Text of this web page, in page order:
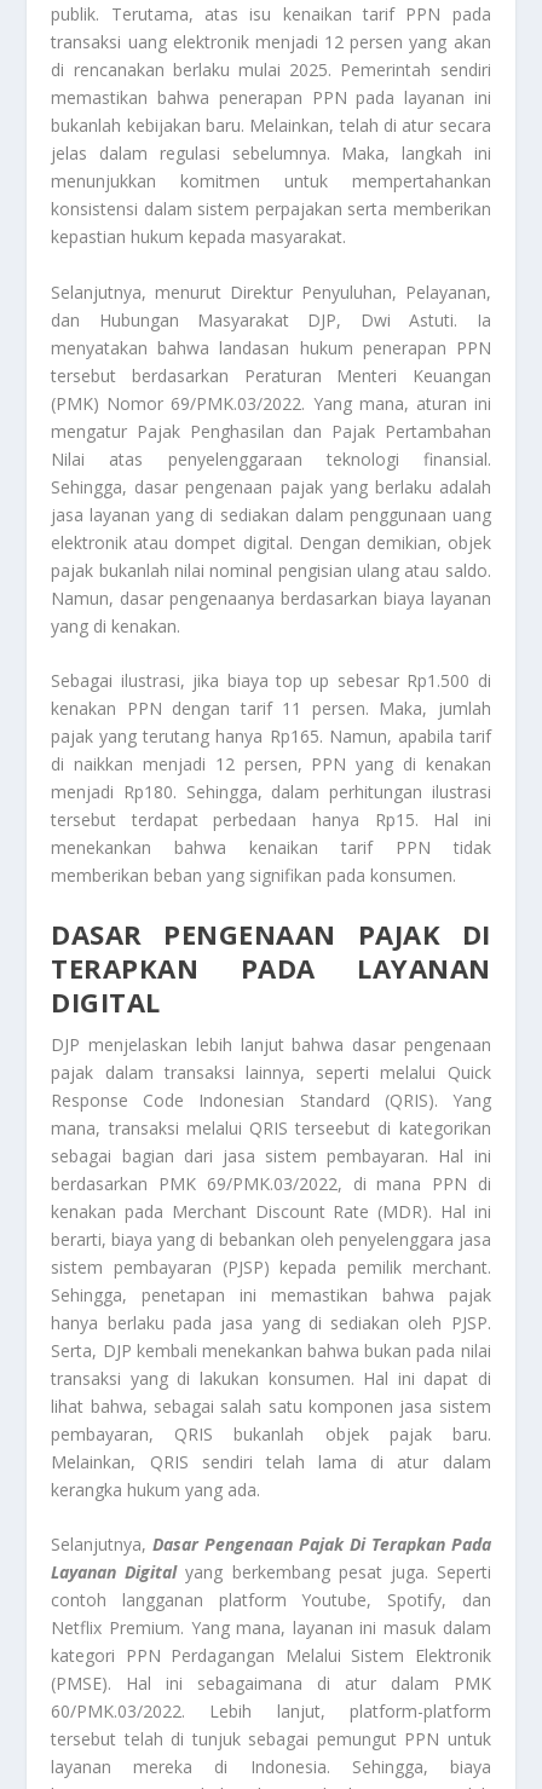
publik. Terutama, atas isu kenaikan tarif PPN pada
transaksi uang elektronik menjadi 12 persen yang akan
di rencanakan berlaku mulai 2025. Pemerintah sendiri
memastikan bahwa penerapan PPN pada layanan ini
bukanlah kebijakan baru. Melainkan, telah di atur secara
jelas dalam regulasi sebelumnya. Maka, langkah ini
menunjukkan komitmen untuk mempertahankan
konsistensi dalam sistem perpajakan serta memberikan
kepastian hukum kepada masyarakat.
Selanjutnya, menurut Direktur Penyuluhan, Pelayanan,
dan Hubungan Masyarakat DJP, Dwi Astuti. Ia
menyatakan bahwa landasan hukum penerapan PPN
tersebut berdasarkan Peraturan Menteri Keuangan
(PMK) Nomor 69/PMK.03/2022. Yang mana, aturan ini
mengatur Pajak Penghasilan dan Pajak Pertambahan
Nilai atas penyelenggaraan teknologi finansial.
Sehingga, dasar pengenaan pajak yang berlaku adalah
jasa layanan yang di sediakan dalam penggunaan uang
elektronik atau dompet digital. Dengan demikian, objek
pajak bukanlah nilai nominal pengisian ulang atau saldo.
Namun, dasar pengenaanya berdasarkan biaya layanan
yang di kenakan.
Sebagai ilustrasi, jika biaya top up sebesar Rp1.500 di
kenakan PPN dengan tarif 11 persen. Maka, jumlah
pajak yang terutang hanya Rp165. Namun, apabila tarif
di naikkan menjadi 12 persen, PPN yang di kenakan
menjadi Rp180. Sehingga, dalam perhitungan ilustrasi
tersebut terdapat perbedaan hanya Rp15. Hal ini
menekankan bahwa kenaikan tarif PPN tidak
memberikan beban yang signifikan pada konsumen.
DASAR PENGENAAN PAJAK DI
TERAPKAN PADA LAYANAN
DIGITAL
DJP menjelaskan lebih lanjut bahwa dasar pengenaan
pajak dalam transaksi lainnya, seperti melalui Quick
Response Code Indonesian Standard (QRIS). Yang
mana, transaksi melalui QRIS terseebut di kategorikan
sebagai bagian dari jasa sistem pembayaran. Hal ini
berdasarkan PMK 69/PMK.03/2022, di mana PPN di
kenakan pada Merchant Discount Rate (MDR). Hal ini
berarti, biaya yang di bebankan oleh penyelenggara jasa
sistem pembayaran (PJSP) kepada pemilik merchant.
Sehingga, penetapan ini memastikan bahwa pajak
hanya berlaku pada jasa yang di sediakan oleh PJSP.
Serta, DJP kembali menekankan bahwa bukan pada nilai
transaksi yang di lakukan konsumen. Hal ini dapat di
lihat bahwa, sebagai salah satu komponen jasa sistem
pembayaran, QRIS bukanlah objek pajak baru.
Melainkan, QRIS sendiri telah lama di atur dalam
kerangka hukum yang ada.
Selanjutnya,Dasar Pengenaan Pajak Di Terapkan Pada
Layanan Digitalyang berkembang pesat juga. Seperti
contoh langganan platform Youtube, Spotify, dan
Netflix Premium. Yang mana, layanan ini masuk dalam
kategori PPN Perdagangan Melalui Sistem Elektronik
(PMSE). Hal ini sebagaimana di atur dalam PMK
60/PMK.03/2022. Lebih lanjut, platform-platform
tersebut telah di tunjuk sebagai pemungut PPN untuk
layanan mereka di Indonesia. Sehingga, biaya